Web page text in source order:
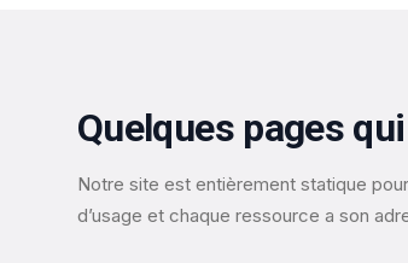
Quelques pages
Notre site est entièrement statique
d’usage et chaque ressource a son